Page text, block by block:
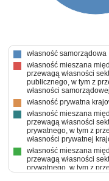
własność samorządowa
własność mieszana
przewagą własności
publicznego, w tym z
własności samorządowej
własność prywatna
własność mieszana
przewagą własności
prywatnego, w tym z
własności prywatnej
własność mieszana
przewagą własności
prywatnego, w tym z